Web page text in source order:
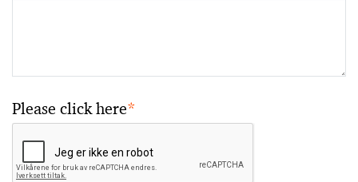
Please click here*